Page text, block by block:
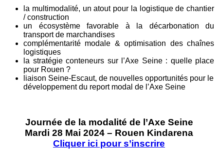
la multimodalité, un atout pour la logistique de chantier
/ construction
un écosystème favorable à la décarbonation du
transportde marchandises
complémentarité modale & optimisation des chaînes
logistiques
la stratégie conteneurs sur l’Axe Seine : quelle place
pour Rouen ?
liaison Seine-Escaut, de nouvelles opportunités pour le
développement du report modal de l’Axe Seine
Journée de la modalité de l’Axe Seine
Mardi 28 Mai 2024 – Rouen Kindarena
Cliquer ici pour s’inscrire